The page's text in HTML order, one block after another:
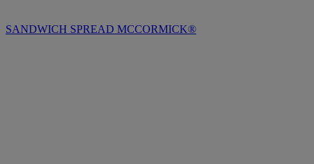
SANDWICH SPREAD MCCORMICK®